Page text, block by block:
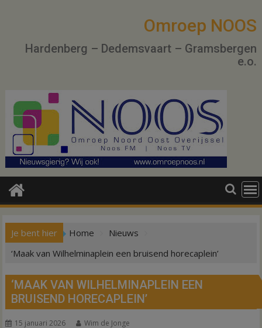
Omroep NOOS
Hardenberg – Dedemsvaart – Gramsbergen
e.o.
Je bent hier Home
Nieuws
‘Maak van Wilhelminaplein een bruisend horecaplein’
‘MAAK VAN WILHELMINAPLEIN EEN
BRUISEND HORECAPLEIN’
15 januari 2026 Wim de Jonge